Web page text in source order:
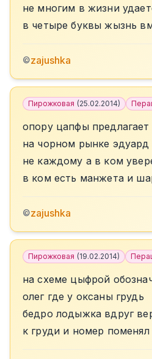
не многим в жизни
в четыре буквы жызнь
©zajushka
Пирожковая (25.02.2014)
опору цапфы предлагает
на чорном рынке эдуард
не каждому а в ком
в ком есть манжета и
©zajushka
Пирожковая (19.02.2014)
на схеме цыфрой
олег где у оксаны грудь
бедро лодыжка вдруг
к груди и номер поменял